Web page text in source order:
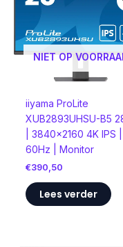
NIET OP
iiyama ProLite
XUB2893UHSU-B5
| 3840×2160 4K IPS |
60Hz | Monitor
€390,50
Lees verder